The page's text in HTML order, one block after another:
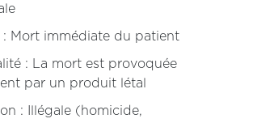
: Mort immédiate du patient
: La mort est provoquée
par un produit létal
: Illégale (homicide,